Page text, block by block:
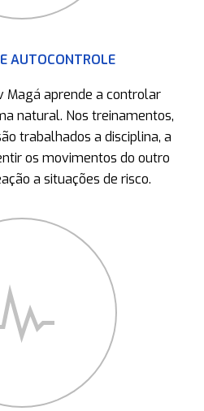
AUTOCONTROLE
Magá aprende a controlar
natural. Nos treinamentos,
trabalhados a disciplina, a
os movimentos do outro
a situações de risco.